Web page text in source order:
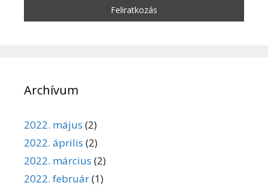
Archívum
2022. május (2)
2022. április (2)
2022. március (2)
2022. február(1)